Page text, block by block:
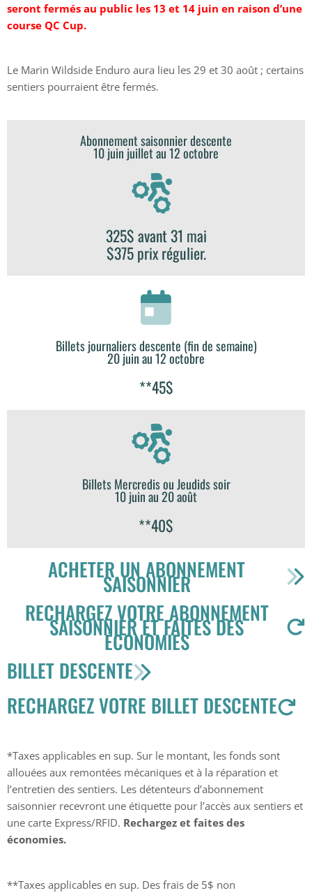
seront fermés au public les 13 et 14 juin en raison d’une
course QC Cup.
Le Marin Wildside Enduro aura lieu les 29 et 30 août ; certains
sentiers pourraient être fermés.
Abonnement saisonnier descente
10 juin juillet au 12 octobre
325$ avant 31 mai
$375 prix régulier.
Billets journaliers descente (fin de semaine)
20 juin au 12 octobre
**45$
Billets Mercredis ou Jeudids soir
10 juin au 20 août
**40$
ACHETER UN ABONNEMENT
SAISONNIER
RECHARGEZ VOTRE ABONNEMENT
SAISONNIER ET FAITES DES
ÉCONOMIES
BILLET DESCENTE
RECHARGEZ VOTRE BILLET DESCENTE
*Taxes applicables en sup. Sur le montant, les fonds sont
allouées aux remontées mécaniques et à la réparation et
l’entretien des sentiers. Les détenteurs d’abonnement
saisonnier recevront une étiquette pour l’accès aux sentiers et
une carte Express/RFID. Rechargez et faites des
économies.
**Taxes applicables en sup. Des frais de 5$ non